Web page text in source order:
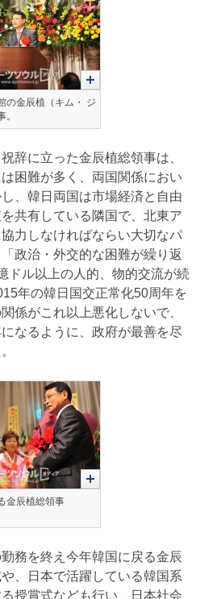
の金辰植（キム・ ジ
辞に立った金辰植総領事は、
困難が多く、両国関係におい
、韓日両国は市場経済と自由
共有している隣国で、北東ア
力しなければならい大切なパ
政治・外交的な困難が繰り返
ドル以上の人的、物的交流が続
年の韓日国交正常化50周年を
係がこれ以上悪化しないで、
なるように、政府が最善を尽
金辰植総領事
務を終え今年韓国に戻る金辰
、日本で活躍している韓国系
授賞式なども行い、日本社会